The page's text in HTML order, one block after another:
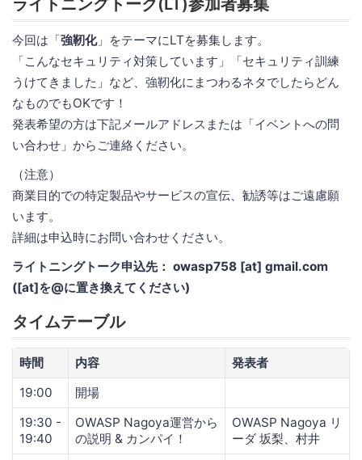
ライトニングトーク(LT)参加者募集
今回は「強靭化」をテーマにLTを募集します。
「こんなセキュリティ対策しています」「セキュリティ訓練
うけてきました」など、強靭化にまつわるネタでしたらどん
なものでもOKです！
発表希望の方は下記メールアドレスまたは「イベントへの問
い合わせ」からご連絡ください。
（注意）
商業目的での特定製品やサービスの宣伝、勧誘等はご遠慮願
います。
詳細は申込時にお問い合わせください。
ライトニングトーク申込先： owasp758 [at] gmail.com
([at]を@に置き換えてください)
タイムテーブル
時間 内容
発表者
19:00
開場
19:30 -
19:40
OWASP Nagoya運営から
の説明 & カンパイ！
OWASP Nagoya リ
ーダ 坂梨、村井